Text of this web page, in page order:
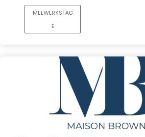
MEEWERKSTAG
E